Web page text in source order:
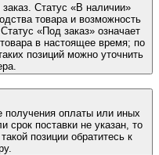
Статус «В наличии»
товара и возможность
«Под заказ» означает
в настоящее время; по
позиций можно уточнить
получения оплаты или иных
срок поставки не указан, то
позиции обратитесь к